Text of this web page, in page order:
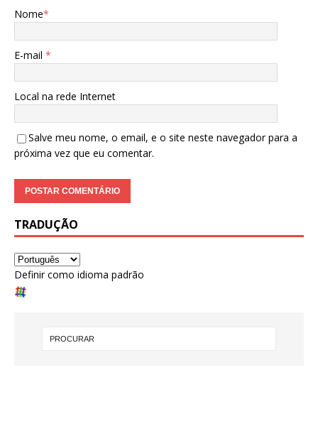
Nome*
E-mail *
Local na rede Internet
Salve meu nome, o email, e o site neste navegador para a
próxima vez que eu comentar.
TRADUÇÃO
Definir como idioma padrão